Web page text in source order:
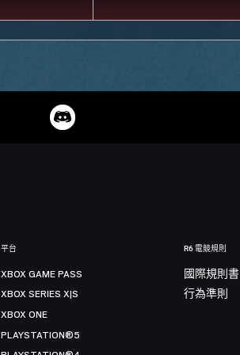
平台
XBOX GAME PASS
XBOX SERIES X|S
XBOX ONE
PLAYSTATION®5
R6 電競規則
國際規則書
行為準則